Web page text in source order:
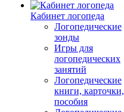
Кабинет логопеда
Логопедические
зонды
Игры для
логопедических
занятий
Логопедические
книги, карточки,
пособия